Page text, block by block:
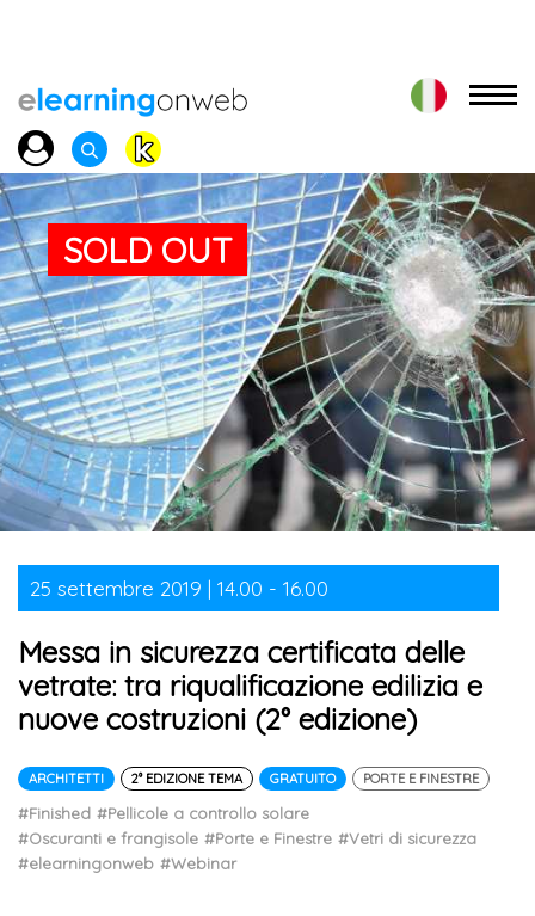
SOLD OUT
25 settembre 2019 | 14.00 - 16.00
Messa in sicurezza certificata delle
vetrate: tra riqualificazione edilizia e
nuove costruzioni (2° edizione)
ARCHITETTI 2° EDIZIONE TEMA GRATUITO PORTE E FINESTRE
#Finished #Pellicole a controllo solare
#Oscuranti e frangisole #Porte e Finestre #Vetri di sicurezza
#elearningonweb #Webinar